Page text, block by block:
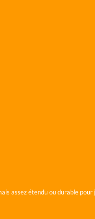
assez étendu ou durable